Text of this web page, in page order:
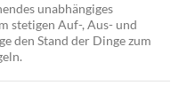
unabhängiges
stetigen Auf-, Aus- und
den Stand der Dinge zum